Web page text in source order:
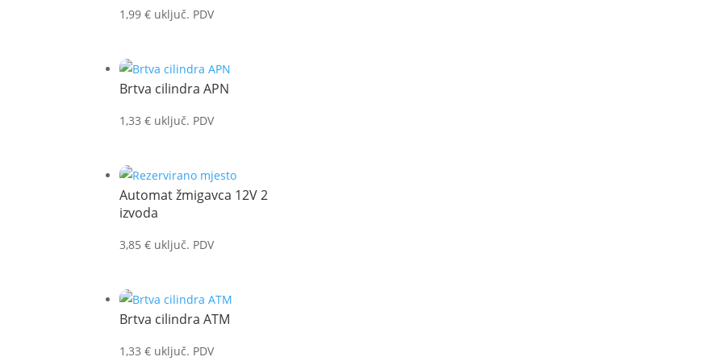
1,99€ uključ. PDV
Brtva cilindra APN
1,33€ uključ. PDV
Automat žmigavca 12V 2
izvoda
3,85€ uključ. PDV
Brtva cilindra ATM
1,33€ uključ. PDV